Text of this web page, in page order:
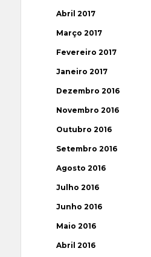
Abril 2017
Março 2017
Fevereiro 2017
Janeiro 2017
Dezembro 2016
Novembro 2016
Outubro 2016
Setembro 2016
Agosto 2016
Julho 2016
Junho 2016
Maio 2016
Abril 2016